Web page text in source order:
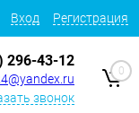
Вход Регистрация
296-43-12
звонок
0